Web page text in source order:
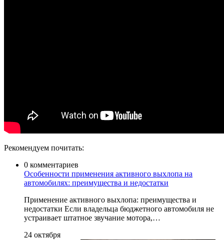
Рекомендуем почитать:
0 комментариев
Особенности применения активного выхлопа на
автомобилях: преимущества и недостатки
Применение активного выхлопа: преимущества и
недостатки Если владельца бюджетного автомобиля не
устраивает штатное звучание мотора,…
24 октября